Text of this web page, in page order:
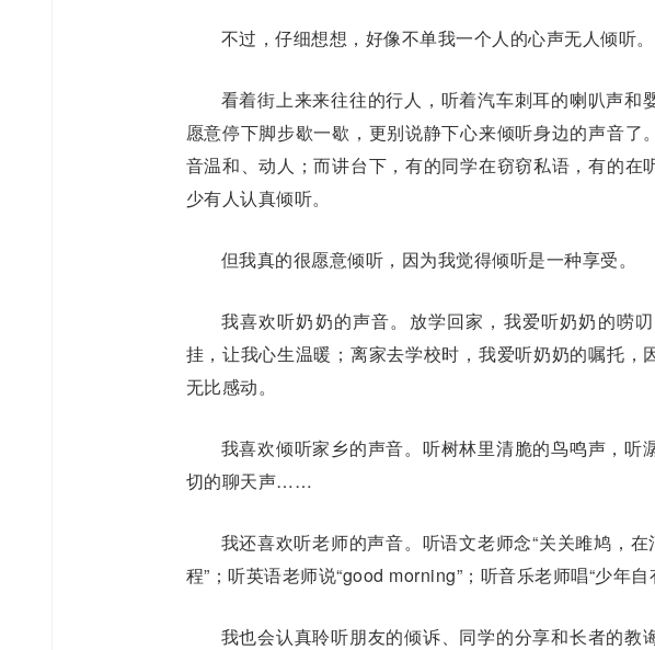
不过，仔细想想，好像不单我一个人的心声无人倾听。
看着街上来来往往的行人，听着汽车刺耳的喇叭声和
愿意停下脚步歇一歇，更别说静下心来倾听身边的声音了
音温和、动人；而讲台下，有的同学在窃窃私语，有的在
少有人认真倾听。
但我真的很愿意倾听，因为我觉得倾听是一种享受。
我喜欢听奶奶的声音。放学回家，我爱听奶奶的唠
挂，让我心生温暖；离家去学校时，我爱听奶奶的嘱托，
无比感动。
我喜欢倾听家乡的声音。听树林里清脆的鸟鸣声，听
切的聊天声……
我还喜欢听老师的声音。听语文老师念“关关雎鸠，
程”；听英语老师说“good morning”；听音乐老师唱“少年
我也会认真聆听朋友的倾诉、同学的分享和长者的教